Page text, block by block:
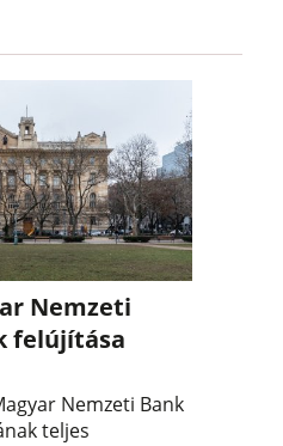
Nemzeti
felújítása
Nemzeti Bank
teljes